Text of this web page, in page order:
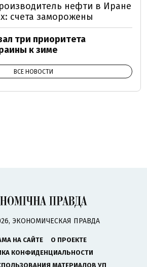
нефти в Иране
счета заморожены
три приоритета
к зиме
ВСЕ НОВОСТИ
ЭКОНОМИЧЕСКАЯ ПРАВДА
НА САЙТЕ
О ПРОЕКТЕ
КОНФИДЕНЦИАЛЬНОСТИ
МАТЕРИАЛОВ УП